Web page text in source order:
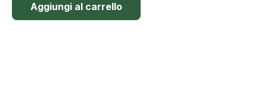
Aggiungi al carrello